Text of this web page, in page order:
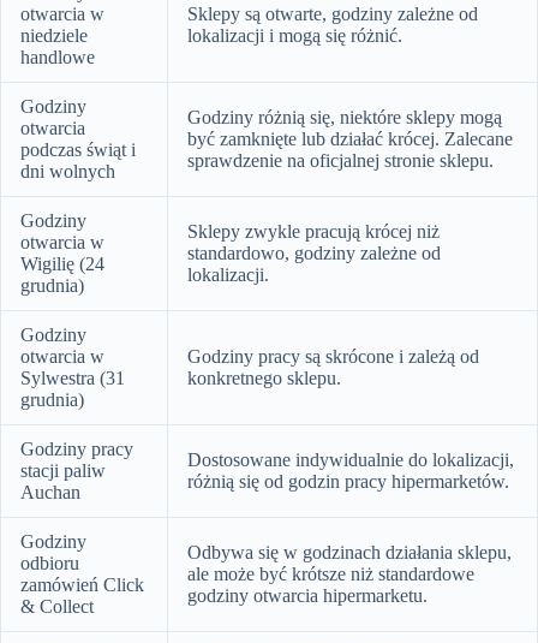
otwarcia w
niedziele
handlowe
Sklepy są otwarte, godziny zależne od
lokalizacji i mogą się różnić.
Godziny
otwarcia
podczas świąt i
dni wolnych
Godziny różnią się, niektóre sklepy mogą
być zamknięte lub działać krócej. Zalecane
sprawdzenie na oficjalnej stronie sklepu.
Godziny
otwarcia w
Wigilię (24
grudnia)
Sklepy zwykle pracują krócej niż
standardowo, godziny zależne od
lokalizacji.
Godziny
otwarcia w
Sylwestra (31
grudnia)
Godziny pracy są skrócone i zależą od
konkretnego sklepu.
Godziny pracy
stacji paliw
Auchan
Dostosowane indywidualnie do lokalizacji,
różnią się od godzin pracy hipermarketów.
Godziny
odbioru
zamówień Click
& Collect
Odbywa się w godzinach działania sklepu,
ale może być krótsze niż standardowe
godziny otwarcia hipermarketu.